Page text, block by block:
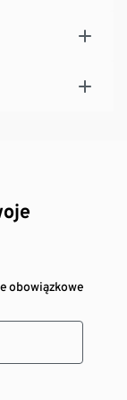
obowiązkowe